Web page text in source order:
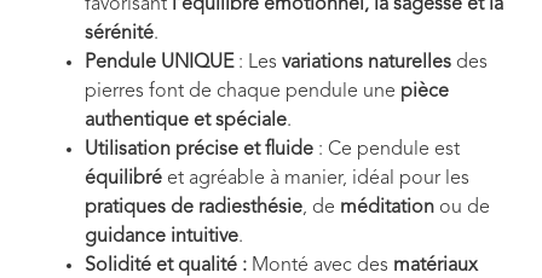
favorisant l’équilibre émotionnel, la sagesse et la
sérénité.
Pendule UNIQUE: Les variations naturelles des
pierres font de chaque pendule une pièce
authentique et spéciale.
Utilisation précise et fluide : Ce pendule est
équilibré et agréable à manier, idéal pour les
pratiques de radiesthésie, de méditation ou de
guidance intuitive.
Solidité et qualité : Monté avec des matériaux